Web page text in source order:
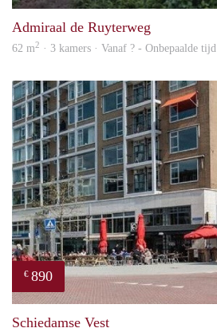
Admiraal de Ruyterweg
62 m2 · 3 kamers · Vanaf ? - Onbepaalde tijd
€ 890
Schiedamse Vest